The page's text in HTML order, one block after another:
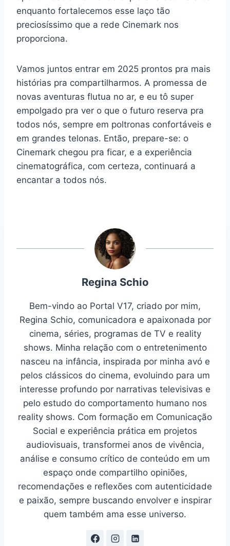
enquanto fortalecemos esse laço tão
preciosíssimo que a rede Cinemark nos
proporciona.
Vamos juntos entrar em 2025 prontos pra mais
histórias pra compartilharmos. A promessa de
novas aventuras flutua no ar, e eu tô super
empolgado pra ver o que o futuro reserva pra
todos nós, sempre em poltronas confortáveis e
em grandes telonas. Então, prepare-se: o
Cinemark chegou pra ficar, e a experiência
cinematográfica, com certeza, continuará a
encantar a todos nós.
Regina Schio
Bem-vindo ao Portal V17, criado por mim,
Regina Schio, comunicadora e apaixonada por
cinema, séries, programas de TV e reality
shows. Minha relação com o entretenimento
nasceu na infância, inspirada por minha avó e
pelos clássicos do cinema, evoluindo para um
interesse profundo por narrativas televisivas e
pelo estudo do comportamento humano nos
reality shows. Com formação em Comunicação
Social e experiência prática em projetos
audiovisuais, transformei anos de vivência,
análise e consumo crítico de conteúdo em um
espaço onde compartilho opiniões,
recomendações e reflexões com autenticidade
e paixão, sempre buscando envolver e inspirar
quem também ama esse universo.